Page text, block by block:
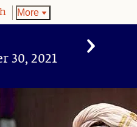
More
30, 2021